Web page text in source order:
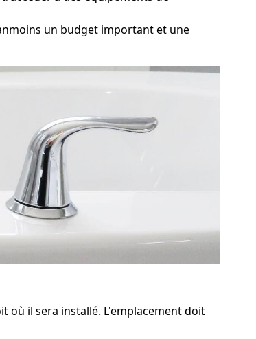
un budget important et une
où il sera installé. L'emplacement doit